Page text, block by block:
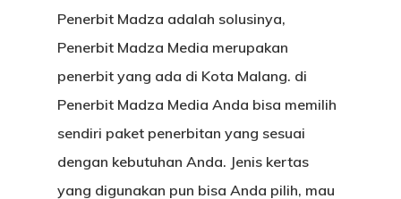
Penerbit Madza adalah solusinya,
Penerbit Madza Media merupakan
penerbit yang ada di Kota Malang. di
Penerbit Madza Media Anda bisa memilih
sendiri paket penerbitan yang sesuai
dengan kebutuhan Anda. Jenis kertas
yang digunakan pun bisa Anda pilih, mau